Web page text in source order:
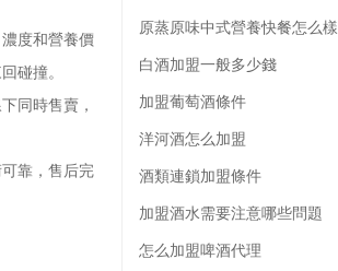
度和營養價
碰撞。
同時售賣，
靠，售后完
原蒸原味中式營養快餐怎么樣
白酒加盟一般多少錢
加盟葡萄酒條件
洋河酒怎么加盟
酒類連鎖加盟條件
加盟酒水需要注意哪些問題
怎么加盟啤酒代理